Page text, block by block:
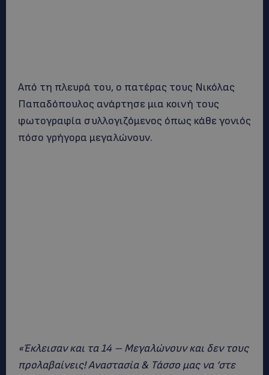
Από τη πλευρά του, ο πατέρας τους Νικόλας
Παπαδόπουλος ανάρτησε μια κοινή τους
φωτογραφία συλλογιζόμενος όπως κάθε γονιός
πόσο γρήγορα μεγαλώνουν.
«Έκλεισαν και τα 14 – Μεγαλώνουν και δεν τους
προλαβαίνεις! Αναστασία & Τάσσο μας να ‘στε